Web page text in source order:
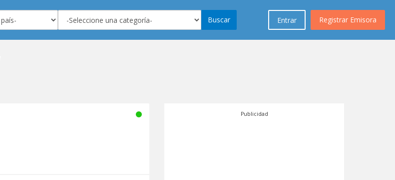
Registrar Emisora
Entrar
Buscar
Publicidad